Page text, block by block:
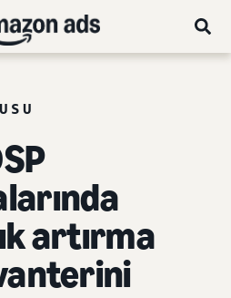
artırma